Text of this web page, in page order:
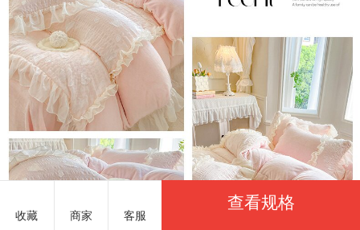
收藏 商家 客服
查看规格